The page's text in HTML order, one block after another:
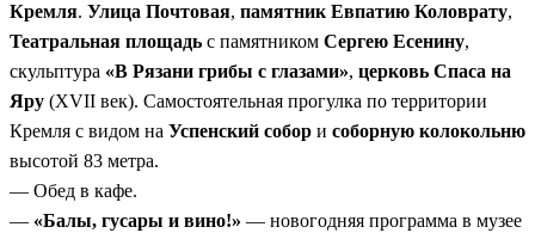
Кремля. Улица Почтовая, памятник Евпатию Коловрату,
Театральная площадь с памятником Сергею Есенину,
скульптура «В Рязани грибы с глазами», церковь Спаса на
Яру (XVII век). Самостоятельная прогулка по территории
Кремля с видом на Успенский собор и соборную колокольню
высотой 83 метра.
— Обед в кафе.
— «Балы, гусары и вино!» — новогодняя программа в музее